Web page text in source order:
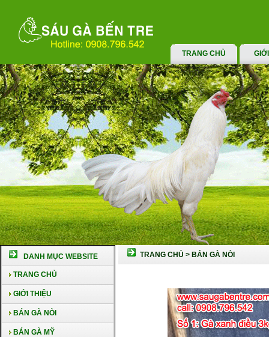
TRANG CHỦ
DANH MỤC WEBSITE
TRANG CHỦ
GIỚI THIỆU
BÁN GÀ NÒI
BÁN GÀ MỸ
TRANG CHỦ > BÁN GÀ NÒI